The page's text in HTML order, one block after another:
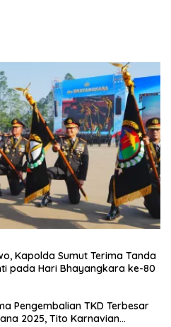
Kapolda Sumut Terima Tanda
pada Hari Bhayangkara ke-80
Pengembalian TKD Terbesar
2025, Tito Karnavian